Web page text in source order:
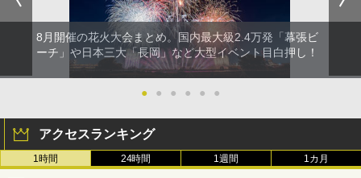
8月開催の花火大会まとめ。国内最大級2.4万発「幕張ビ
ーチ」や日本三大「長岡」など大型イベント目白押し！
● ● ● ● ● ●
アクセスランキング
1時間 24時間 1週間 1カ月